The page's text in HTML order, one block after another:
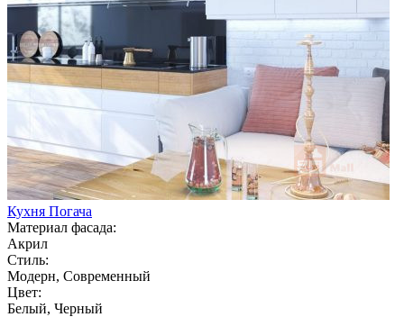
Кухня Погача
Материал фасада:
Акрил
Стиль:
Модерн, Современный
Цвет:
Белый, Черный